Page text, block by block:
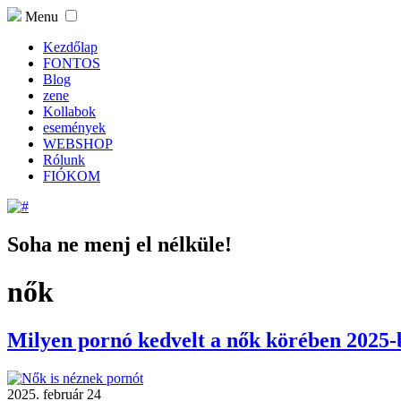
Menu
Kezdőlap
FONTOS
Blog
zene
Kollabok
események
WEBSHOP
Rólunk
FIÓKOM
Soha ne menj el nélküle!
nők
Milyen pornó kedvelt a nők körében 2025-
2025. február 24